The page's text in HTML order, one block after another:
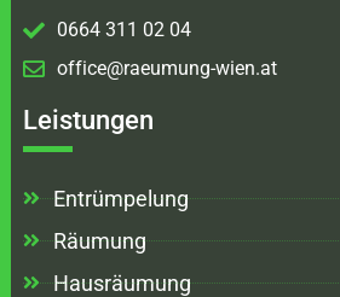
0664 311 02 04
office@raeumung-wien.at
Leistungen
Entrümpelung
Räumung
Hausräumung